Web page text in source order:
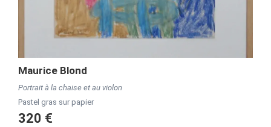
Maurice Blond
Portrait à la chaise et au violon
Pastel gras sur papier
320 €